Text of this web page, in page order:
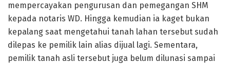
mempercayakan pengurusan dan pemegangan SHM
kepada notaris WD. Hingga kemudian ia kaget bukan
kepalang saat mengetahui tanah lahan tersebut sudah
dilepas ke pemilik lain alias dijual lagi. Sementara,
pemilik tanah asli tersebut juga belum dilunasi sampai